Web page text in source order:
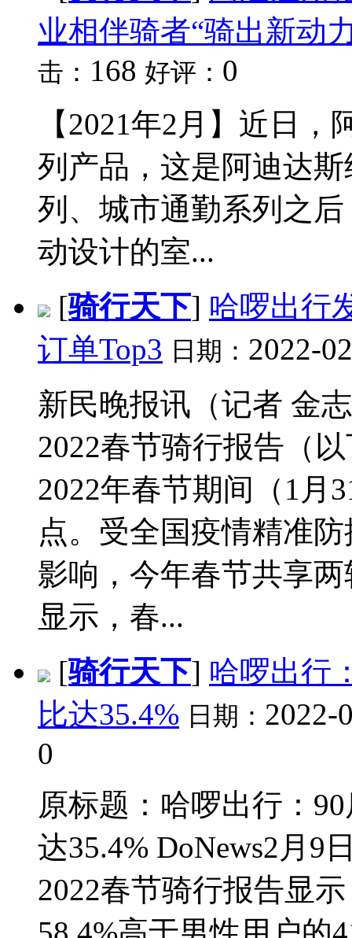
业相伴骑者“骑出新动
击： 168 好评： 0
【2021年2月】近日
列产品，这是阿迪达
列、城市通勤系列之
动设计的室...
[骑行天下] 哈啰出行
订单Top3 日期： 2022-
新民晚报讯（记者 金
2022春节骑行报告（
2022年春节期间（1月
点。受全国疫情精准
影响，今年春节共享
显示，春...
[骑行天下] 哈啰出行
比达35.4% 日期： 2022-
0
原标题：哈啰出行：
达35.4% DoNews2月9
2022春节骑行报告显